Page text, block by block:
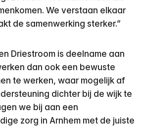
We verstaan elkaar
de samenwerking sterker.”
Driestroom is deelname aan
dan ook een bewuste
te werken, waar mogelijk af
dichter bij de wijk te
we bij aan een
zorg in Arnhem met de juiste